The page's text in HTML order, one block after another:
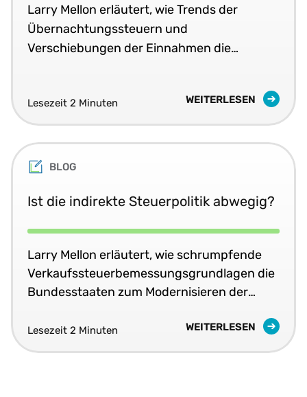
Larry Mellon erläutert, wie Trends der
Übernachtungssteuern und
Verschiebungen der Einnahmen die
Lesezeit 2 Minuten WEITERLESEN
BLOG
Ist die indirekte Steuerpolitik abwegig?
Larry Mellon erläutert, wie schrumpfende
Verkaufssteuerbemessungsgrundlagen die
Bundesstaaten zum Modernisieren der
Lesezeit 2 Minuten WEITERLESEN